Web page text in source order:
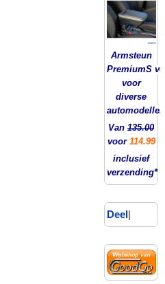
Armsteun
PremiumS
voor
diverse
automodellen
Van135.00
voor 114.99
inclusief
verzending*
Deel|